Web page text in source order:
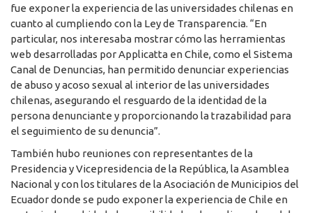
fue exponer la experiencia de las universidades chilenas en
cuanto al cumpliendo con la Ley de Transparencia. “En
particular, nos interesaba mostrar cómo las herramientas
web desarrolladas por Applicatta en Chile, como el Sistema
Canal de Denuncias, han permitido denunciar experiencias
de abuso y acoso sexual al interior de las universidades
chilenas, asegurando el resguardo de la identidad de la
persona denunciante y proporcionando la trazabilidad para
el seguimiento de su denuncia”.
También hubo reuniones con representantes de la
Presidencia y Vicepresidencia de la República, la Asamblea
Nacional y con los titulares de la Asociación de Municipios del
Ecuador donde se pudo exponer la experiencia de Chile en